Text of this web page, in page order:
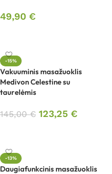
49,90 €
-15%
Vakuuminis masažuoklis
Medivon Celestine su
taurelėmis
145,00€ 123,25 €
-13%
Daugiafunkcinis masažuoklis